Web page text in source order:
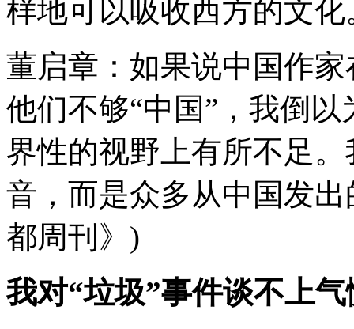
样地可以吸收西方的文化
董启章：如果说中国作
他们不够“中国”，我倒
界性的视野上有所不足
音，而是众多从中国发
都周刊》)
我对“垃圾”事件谈不上气